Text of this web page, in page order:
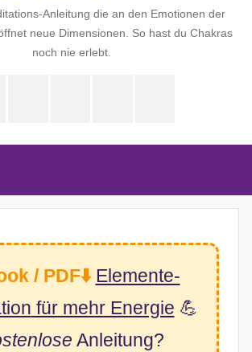
Anleitung die an den Emotionen der
neue Dimensionen. So hast du Chakras
noch nie erlebt.
/ PDF⬇️ Elemente-
für mehr Energie 💪
Anleitung?